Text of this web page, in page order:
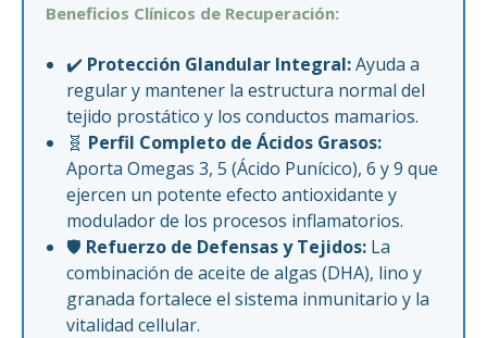
Beneficios Clínicos de Recuperación:
✔️ Protección Glandular Integral:Ayuda a
regular y mantener la estructura normal del
tejido prostático y los conductos mamarios.
🧬 Perfil Completo de Ácidos Grasos:
Aporta Omegas 3, 5 (Ácido Punícico), 6 y 9 que
ejercen un potente efecto antioxidante y
modulador de los procesos inflamatorios.
🛡️ Refuerzo de Defensas y Tejidos: La
combinación de aceite de algas (DHA), lino y
granada fortalece el sistema inmunitario y la
vitalidad cellular.